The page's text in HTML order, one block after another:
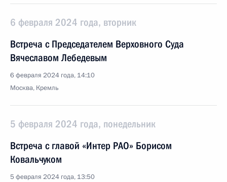
6 февраля 2024 года, вторник
Встреча с Председателем Верховного Суда
Вячеславом Лебедевым
6 февраля 2024 года, 14:10
Москва, Кремль
5 февраля 2024 года, понедельник
Встреча с главой «Интер РАО» Борисом
Ковальчуком
5 февраля 2024 года, 13:50